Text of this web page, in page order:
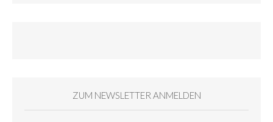
ZUM NEWSLETTER ANMELDEN